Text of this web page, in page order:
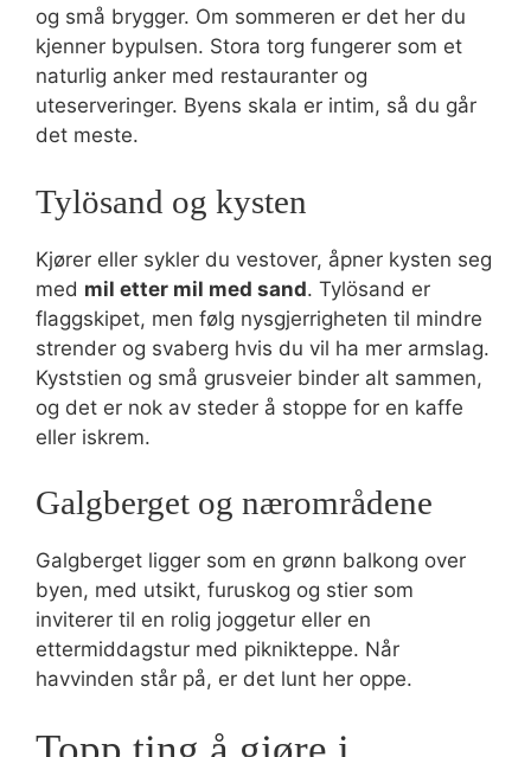
og små brygger. Om sommeren er det her du
kjenner bypulsen. Stora torg fungerer som et
naturlig anker med restauranter og
uteserveringer. Byens skala er intim, så du går
det meste.
Tylösand og kysten
Kjører eller sykler du vestover, åpner kysten seg
med mil etter mil med sand. Tylösand er
flaggskipet, men følg nysgjerrigheten til mindre
strender og svaberg hvis du vil ha mer armslag.
Kyststien og små grusveier binder alt sammen,
og det er nok av steder å stoppe for en kaffe
eller iskrem.
Galgberget og nærområdene
Galgberget ligger som en grønn balkong over
byen, med utsikt, furuskog og stier som
inviterer til en rolig joggetur eller en
ettermiddagstur med piknikteppe. Når
havvinden står på, er det lunt her oppe.